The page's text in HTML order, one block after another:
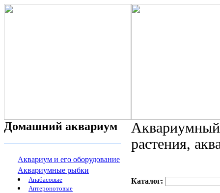
Домашний аквариум
Аквариум и его оборудование
Аквариумные рыбки
Анабасовые
Аптеронотовые
растения,
Каталог: